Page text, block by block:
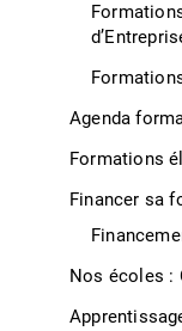
Agenda
Formations
Financer sa
Nos écoles :
suivre la
travail
Mettre
risques